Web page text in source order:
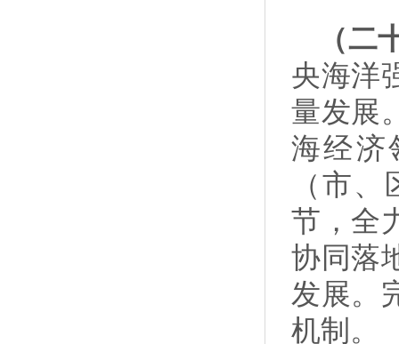
（
央海洋
量发展
海经济
（市
节，全
协同落
发展。
机制。